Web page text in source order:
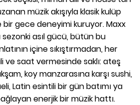
müzik akışıyla klasik kulüp
bir gece deneyimi kuruyor. Maxx
asıl gücü, bütün bu
içine sıkıştırmadan, her
ve saat vermesinde saklı: ateş
koy manzarasına karşı sushi,
Latin esintili bir gün batımı ya
enerjik bir müzik hattı.